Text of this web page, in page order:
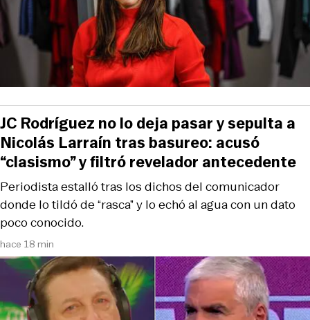
hace 18 min
Periodista estalló tras los dichos del comunicador
donde lo tildó de “rasca” y lo echó al agua con un dato
poco conocido.
JC Rodríguez no lo deja pasar y sepulta a
Nicolás Larraín tras basureo: acusó
“clasismo” y filtró revelador antecedente